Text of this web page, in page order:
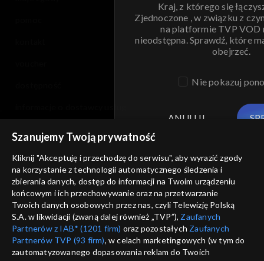
Kraj, z którego się
Zjednoczone , w związku z
na platformie TVP VOD
nieodstępna. Sprawdź, które
obejrzeć.
Nie pokazuj
ANULUJ
Szanujemy Twoją prywatność
Kliknij "Akceptuję i przechodzę do serwisu", aby wyrazić zgody
na korzystanie z technologii automatycznego śledzenia i
zbierania danych, dostęp do informacji na Twoim urządzeniu
końcowym i ich przechowywanie oraz na przetwarzanie
Twoich danych osobowych przez nas, czyli Telewizję Polską
S.A. w likwidacji (zwaną dalej również „TVP”), Zaufanych
Partnerów z IAB* (1201 firm) oraz pozostałych Zaufanych
Partnerów TVP (93 firm), w celach marketingowych (w tym do
zautomatyzowanego dopasowania reklam do Twoich